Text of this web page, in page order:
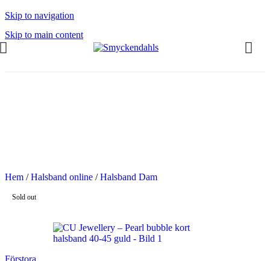
Skip to navigation
Skip to main content
Hem / Halsband online / Halsband Dam
Sold out
Förstora